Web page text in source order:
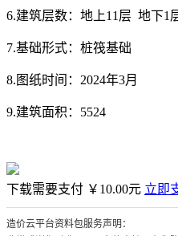
6.建筑层数：地上11层 地下1
7.基础形式：桩筏基础
8.图纸时间：2024年3月
9.建筑面积：5524
下载需要支付 ￥10.00元 立即
造价云平台资料包服务声明：